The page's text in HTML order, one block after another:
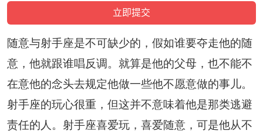
随意与射手座是不可缺少的，假如谁要夺走他的随
意，他就跟谁唱反调。就算是他的父母，也不能不
在意他的念头去规定他做一些他不愿意做的事儿。
射手座的玩心很重，但这并不意味着他是那类逃避
责任的人。射手座喜爱玩，喜爱随意，可是他从不